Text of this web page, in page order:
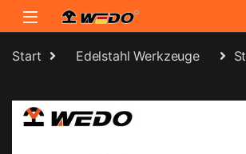
Skip to navigation
Skip to content
Start Edelstahl Werkzeuge